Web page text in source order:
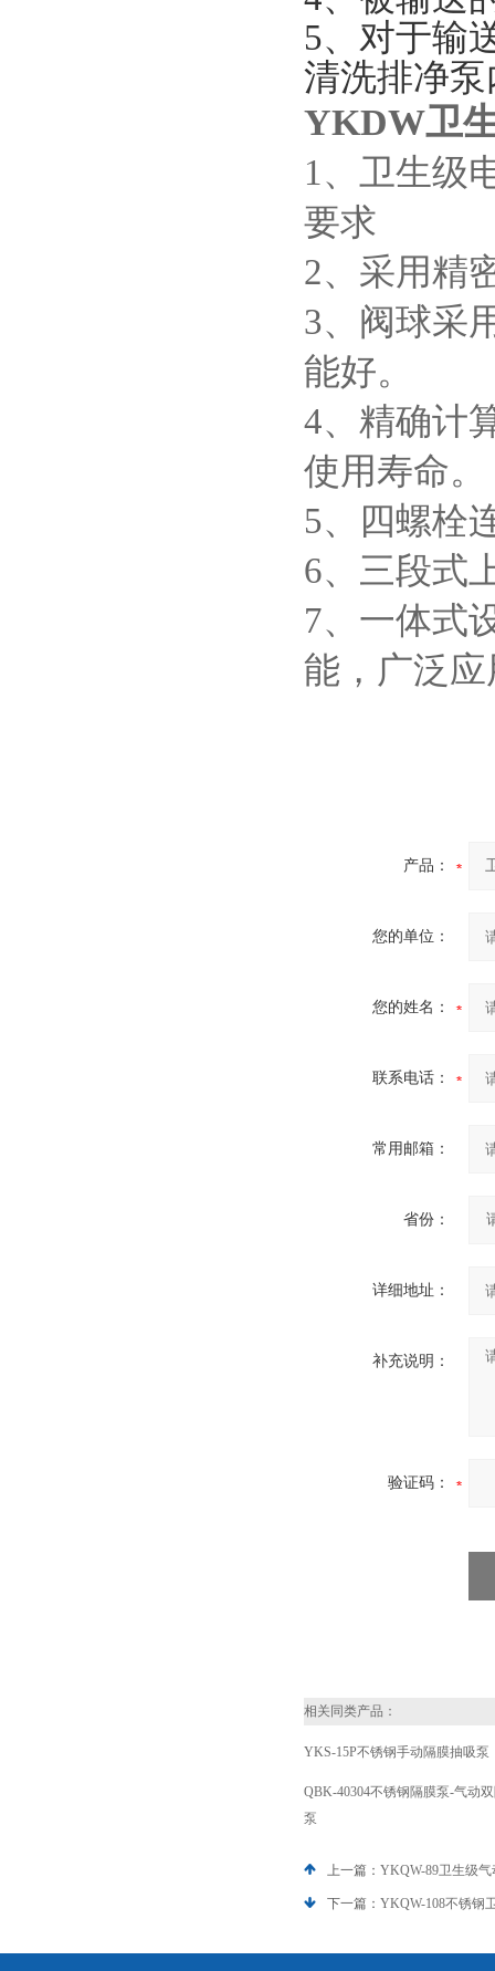
5、对于输
清洗排净
YKDW卫
1、卫生级
要求
2、采用精
3、阀球采
能好。
4、精确计
使用寿命。
5、四螺栓
6、三段式
7、一体式
能，广泛应
产品：
您的单位：
您的姓名：
联系电话：
常用邮箱：
省份：
详细地址：
补充说明：
验证码：
相关同类产品：
YKS-15P不锈钢手动隔膜抽吸泵
QBK-40304不锈钢隔膜泵-气动
泵
上一篇： YKQW-89卫生级
下一篇： YKQW-108不锈钢